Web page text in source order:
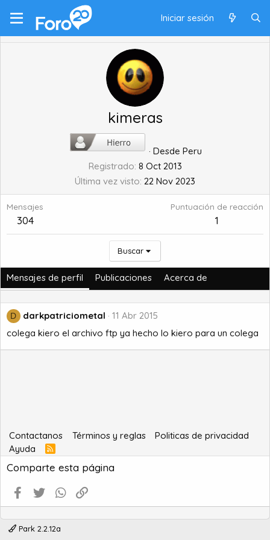
Iniciar sesión
kimeras
· Desde Peru
Registrado 8 Oct 2013
Última vez visto 22 Nov 2023
Mensajes
304
Puntuación de reacción
1
Buscar
Mensajes de perfil Publicaciones Acerca de
D darkpatriciometal
11 Abr 2015
colega kiero el archivo ftp ya hecho lo kiero para un colega
Contactanos Términos y reglas
Politicas de privacidad
Ayuda
R
S
S
Comparte esta página
Facebook
Twitter WhatsApp
Park 2.2.12a